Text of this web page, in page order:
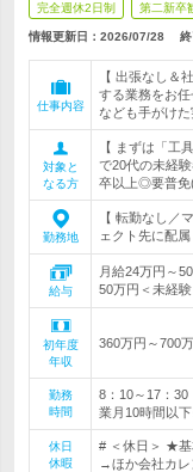
完全週休2日制 第二新卒
情報更新日：2026/07/28 終
仕事内容
【 出張なし＆
する業務をお
なども手がけた
対象と
なる方
【 まずは「工
で20代の未経
卒以上◎要普免
勤務地
【 転勤なし／
ェクト先に配
給与
月給24万円～
50万円＜未経
初年度
年収
360万円～700
勤務
時間
8：10～17：
業月10時間以
休日
休暇
# ＜休日＞ ★基
→ほか会社カレ